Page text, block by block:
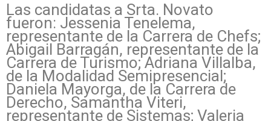
Las candidatas a Srta. Novato
fueron: Jessenia Tenelema,
representante de la Carrera de Chefs;
Abigail Barragán, representante de la
Carrera de Turismo; Adriana Villalba,
de la Modalidad Semipresencial;
Daniela Mayorga, de la Carrera de
Derecho, Samantha Viteri,
representante de Sistemas; Valeria